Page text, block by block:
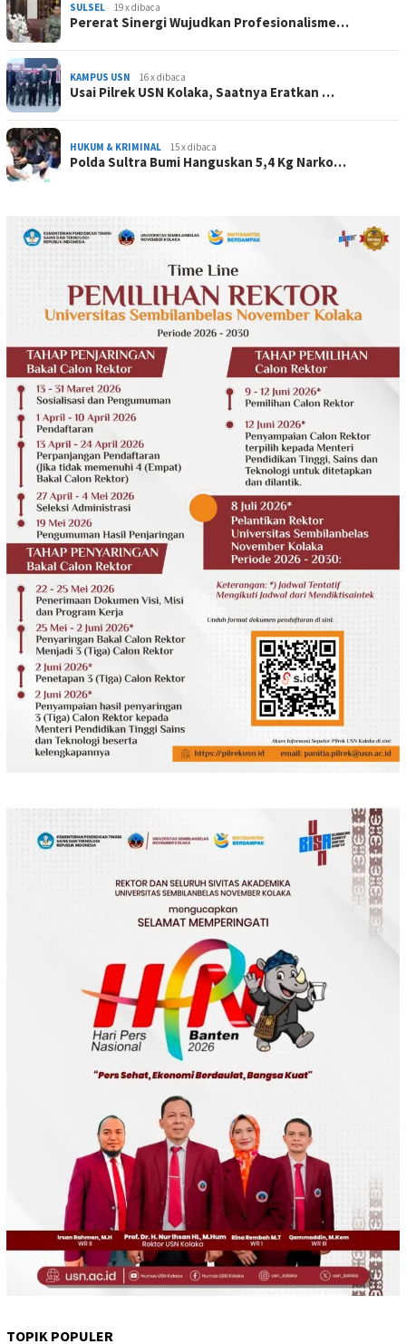
SULSEL 19 x dibaca
Pererat Sinergi Wujudkan Profesionalisme…
KAMPUS USN 16 x dibaca
Usai Pilrek USN Kolaka, Saatnya Eratkan …
HUKUM & KRIMINAL 15 x dibaca
Polda Sultra Bumi Hanguskan 5,4 Kg Narko…
TOPIK POPULER